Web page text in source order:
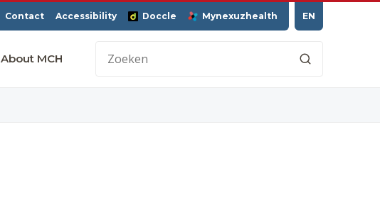
Contact Accessibility Doccle Mynexuzhealth EN
About MCH